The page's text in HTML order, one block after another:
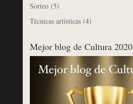
Sorteo(5)
Técnicas artísticas(4)
Mejor blog de Cultura 2020